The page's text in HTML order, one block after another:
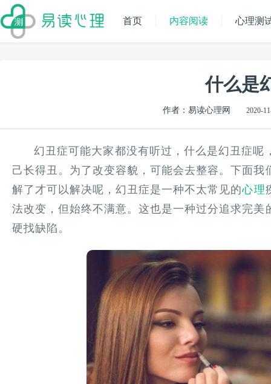
首页 内容阅读 心理测
什么是
作者：易读心理网 2020-
幻丑症可能大家都没有听过，什么是幻丑症
己长得丑。为了改变容貌，可能会去整容。下面
解了才可以解决呢，幻丑症是一种不太常见的心理
法改变，但始终不满意。这也是一种过分追求完
硬找缺陷。